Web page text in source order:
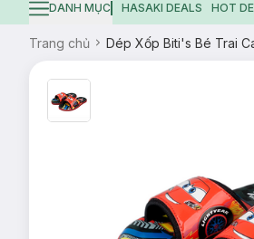
Hamburger icon
DANH MỤC HASAKI DEALS HOT
Trang chủ Dép Xốp Biti's Bé Trai